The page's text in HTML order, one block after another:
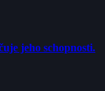
jeho schopnosti.